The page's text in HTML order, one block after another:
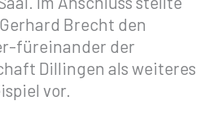
Brecht den
füreinander der
Dillingen als weiteres
vor.